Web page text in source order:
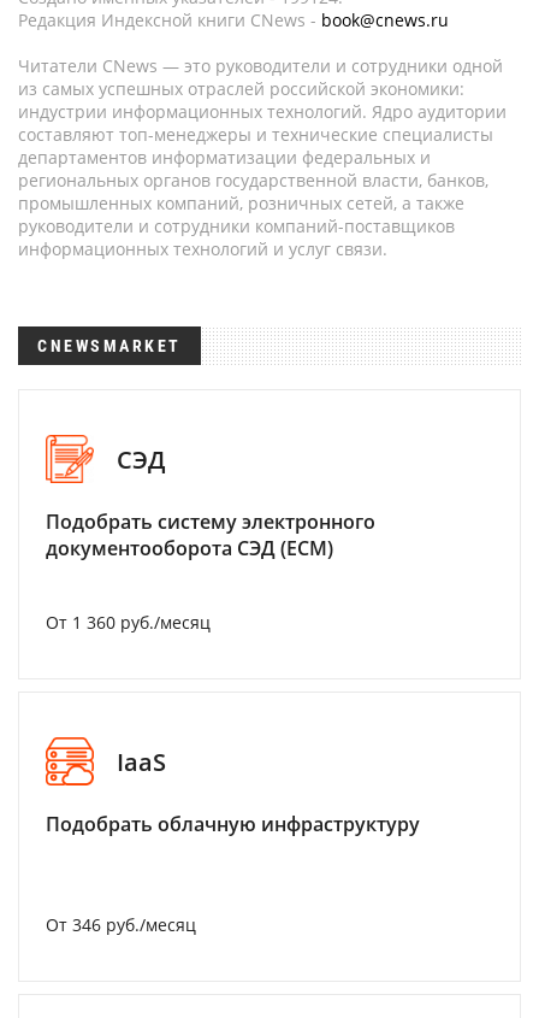
Редакция Индексной книги CNews - book@cnews.ru
Читатели CNews — это руководители и сотрудники одной
из самых успешных отраслей российской экономики:
индустрии информационных технологий. Ядро аудитории
составляют топ-менеджеры и технические специалисты
департаментов информатизации федеральных и
региональных органов государственной власти, банков,
промышленных компаний, розничных сетей, а также
руководители и сотрудники компаний-поставщиков
информационных технологий и услуг связи.
CNEWSMARKET
СЭД
Подобрать систему электронного
документооборота СЭД (ECM)
От 1 360 руб./месяц
IaaS
Подобрать облачную инфраструктуру
От 346 руб./месяц